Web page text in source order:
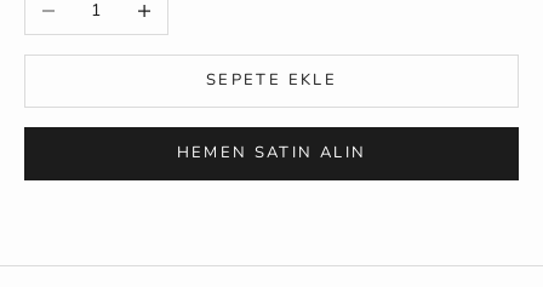
SEPETE EKLE
HEMEN SATIN ALIN